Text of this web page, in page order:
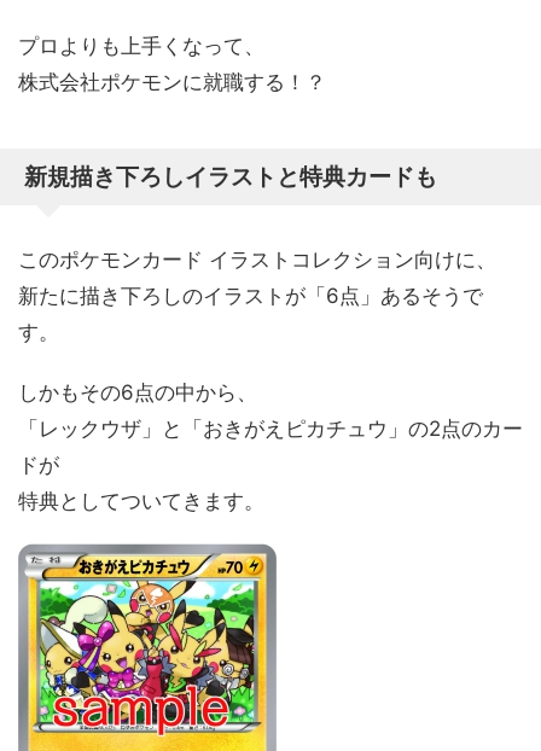
プロよりも上手くなって、
株式会社ポケモンに就職する！？
新規描き下ろしイラストと特典カードも
このポケモンカード イラストコレクション向けに、
新たに描き下ろしのイラストが「6点」あるそうで
す。
しかもその6点の中から、
「レックウザ」と「おきがえピカチュウ」の2点のカー
ドが
特典としてついてきます。